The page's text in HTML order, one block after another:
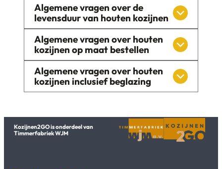
Algemene vragen over de
levensduur van houten kozijnen
Algemene vragen over houten
kozijnen op maat bestellen
Algemene vragen over houten
kozijnen inclusief beglazing
Kozijnen2GO is onderdeel van
Timmerfabriek WJM